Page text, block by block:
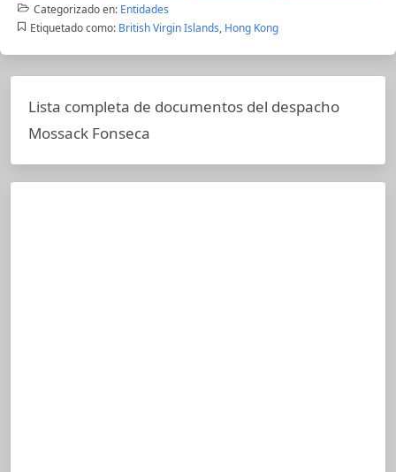
Categorizado en: Entidades
Etiquetado como: British Virgin Islands, Hong Kong
Lista completa de documentos del despacho
Mossack Fonseca